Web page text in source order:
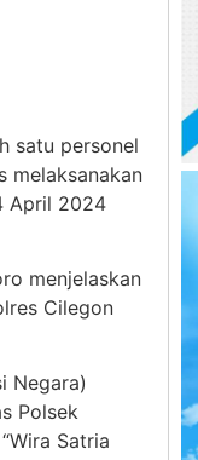
satu personel
melaksanakan
April 2024
menjelaskan
Cilegon
Negara)
Polsek
Satria